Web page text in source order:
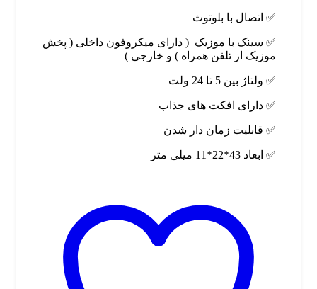
✅ اتصال با بلوتوث
✅ سینک با موزیک ( دارای میکروفون داخلی ( پخش
موزیک از تلفن همراه ) و خارجی )
✅ ولتاژ بین 5 تا 24 ولت
✅ دارای افکت های جذاب
✅ قابلیت زمان دار شدن
✅ ابعاد 43*22*11 میلی متر